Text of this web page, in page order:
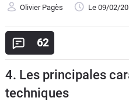
Electriques
Utilitaires
Flottes
Auto
Olivier Pagès
Le 09/02/
62
4. Les principales
techniques